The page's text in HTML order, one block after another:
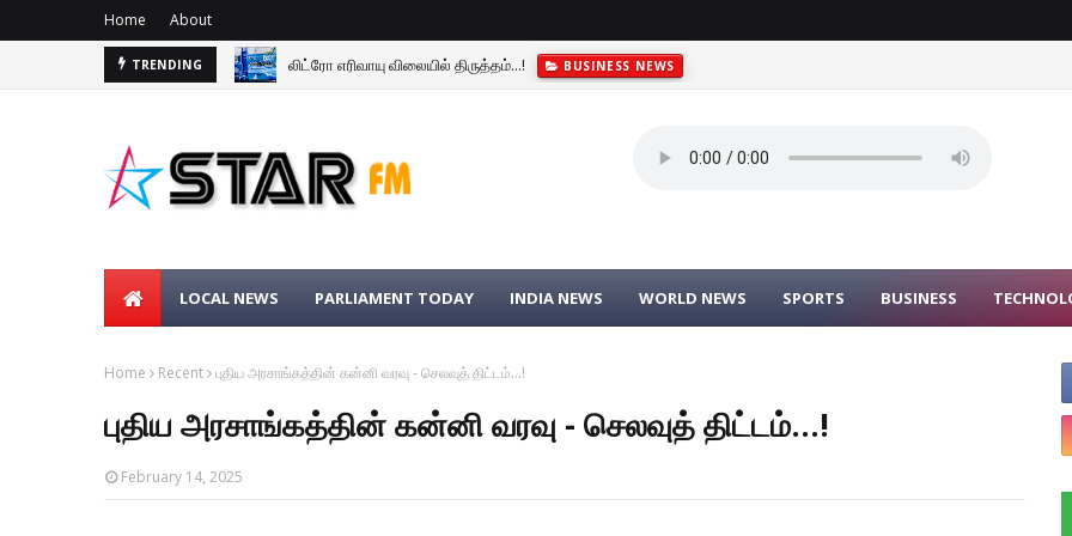
Home About
TRENDING லிட்ரோ எரிவாயு விலையில் திருத்தம்...! BUSINESS NEWS
LOCAL NEWS PARLIAMENT TODAY INDIA NEWS WORLD NEWS SPORTS BUSINESS
Home Recent புதிய அரசாங்கத்தின் கன்னி வரவு - செலவுத் திட்டம்...!
புதிய அரசாங்கத்தின் கன்னி வரவு - செலவுத் திட்டம்...!
February 14, 2025